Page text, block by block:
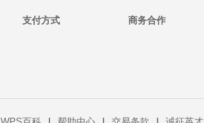
支付方式 商务合作